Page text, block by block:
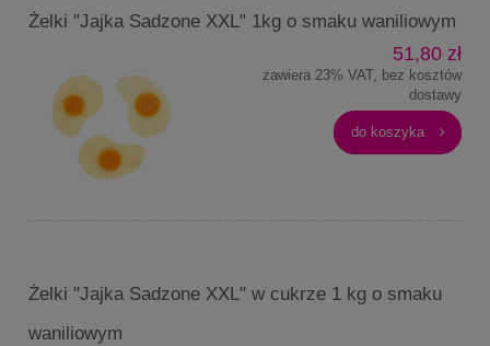
Żelki "Jajka Sadzone XXL" 1kg o smaku waniliowym
51,80 zł
zawiera 23% VAT, bez kosztów
dostawy
do koszyka
Żelki "Jajka Sadzone XXL" w cukrze 1 kg o smaku
waniliowym